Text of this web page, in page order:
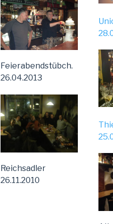
Feierabendstübch.
26.04.2013
Reichsadler
26.11.2010